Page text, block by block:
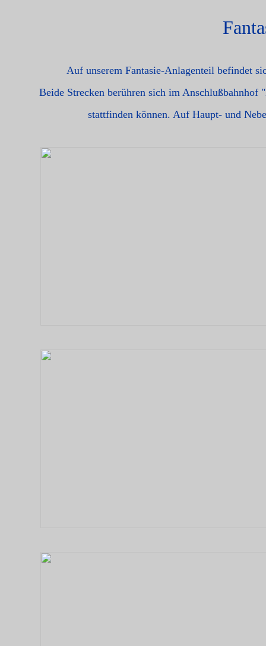
Auf unserem Fantasie-Anlagenteil befindet
Beide Strecken berühren sich im Anschlußbahnhof
stattfinden können. Auf Haupt- und